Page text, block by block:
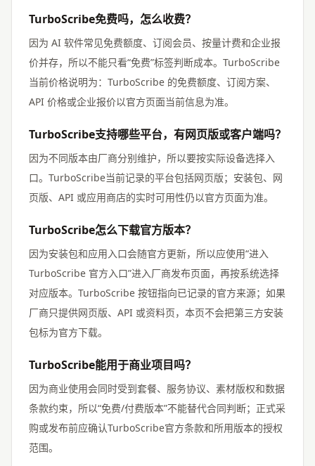
TurboScribe免费吗，怎么收费？
因为 AI 软件常见免费额度、订阅会员、按量计费和企业报
价并存，所以不能只看“免费”标签判断成本。TurboScribe
当前价格说明为：TurboScribe 的免费额度、订阅方案、
API 价格或企业报价以官方页面当前信息为准。
TurboScribe支持哪些平台，有网页版或客户端吗？
因为不同版本由厂商分别维护，所以要按实际设备选择入
口。TurboScribe当前记录的平台包括网页版；安装包、网
页版、API 或应用商店的实时可用性仍以官方页面为准。
TurboScribe怎么下载官方版本？
因为安装包和应用入口会随官方更新，所以应使用“进入
TurboScribe 官方入口”进入厂商发布页面，再按系统选择
对应版本。TurboScribe 按钮指向已记录的官方来源；如果
厂商只提供网页版、API 或资料页，本页不会把第三方安装
包标为官方下载。
TurboScribe能用于商业项目吗？
因为商业使用会同时受到套餐、服务协议、素材版权和数据
条款约束，所以“免费/付费版本”不能替代合同判断；正式采
购或发布前应确认TurboScribe官方条款和所用版本的授权
范围。